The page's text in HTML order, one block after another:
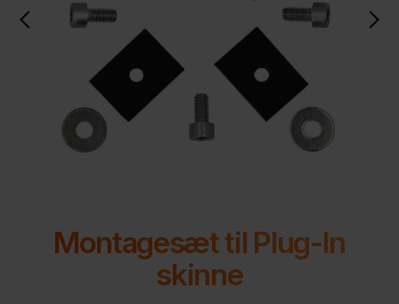
Montagesæt til Plug-In
skinne